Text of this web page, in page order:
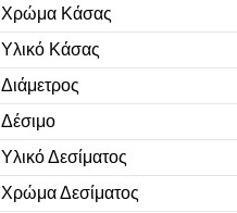
Χρώμα Κάσας
Υλικό Κάσας
Διάμετρος
Δέσιμο
Υλικό Δεσίματος
Χρώμα Δεσίματος